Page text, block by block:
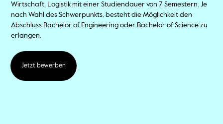
Wirtschaft, Logistik mit einer Studiendauer von 7 Semestern. Je
nach Wahl des Schwerpunkts, besteht die Möglichkeit den
Abschluss Bachelor of Engineering oder Bachelor of Science zu
erlangen.
Jetzt bewerben